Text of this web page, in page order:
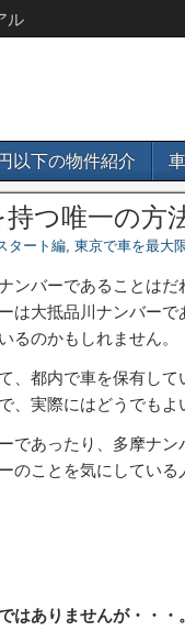
ル
以下の物件紹介
つ唯一の方
タート編, 東京で車を最大
ンバーであることはだ
は大抵品川ナンバー
るのかもしれません。
、都内で車を保有し
実際にはどうでもよ
であったり、多摩ナン
のことを気にしている
はありませんが・・・。